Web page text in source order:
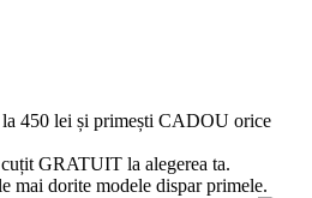
450 lei și primești CADOU orice
GRATUIT la alegerea ta.
mai dorite modele dispar primele.